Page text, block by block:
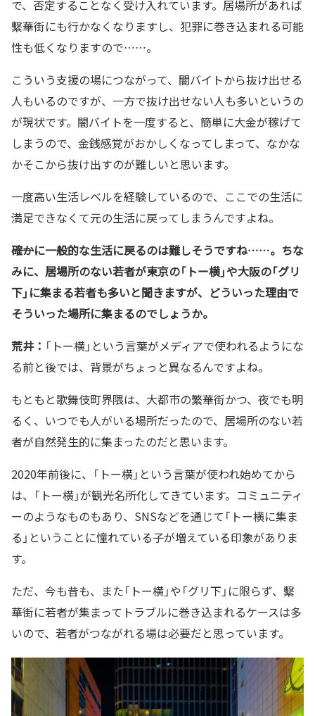
で、否定することなく受け入れています。居場所があれば
繫華街にも行かなくなりますし、犯罪に巻き込まれる可能
性も低くなりますので……。
こういう支援の場につながって、闇バイトから抜け出せる
人もいるのですが、一方で抜け出せない人も多いというの
が現状です。闇バイトを一度すると、簡単に大金が稼げて
しまうので、金銭感覚がおかしくなってしまって、なかな
かそこから抜け出すのが難しいと思います。
一度高い生活レベルを経験しているので、ここでの生活に
満足できなくて元の生活に戻ってしまうんですよね。
――確かに一般的な生活に戻るのは難しそうですね……。ちな
みに、居場所のない若者が東京の「トー横」や大阪の「グリ
下」に集まる若者も多いと聞きますが、どういった理由で
そういった場所に集まるのでしょうか。
荒井： 「トー横」という言葉がメディアで使われるようにな
る前と後では、背景がちょっと異なるんですよね。
もともと歌舞伎町界隈は、大都市の繁華街かつ、夜でも明
るく、いつでも人がいる場所だったので、居場所のない若
者が自然発生的に集まったのだと思います。
2020年前後に、「トー横」という言葉が使われ始めてから
は、「トー横」が観光名所化してきています。コミュニティ
ーのようなものもあり、SNSなどを通じて「トー横に集ま
る」ということに憧れている子が増えている印象がありま
す。
ただ、今も昔も、また「トー横」や「グリ下」に限らず、繫
華街に若者が集まってトラブルに巻き込まれるケースは多
いので、若者がつながれる場は必要だと思っています。